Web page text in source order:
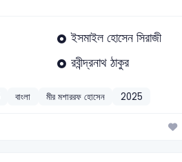
ইসমাইল হোসেন সিরাজী
রবীন্দ্রনাথ ঠাকুর
বাংলা মীর মশাররফ হোসেন 2025